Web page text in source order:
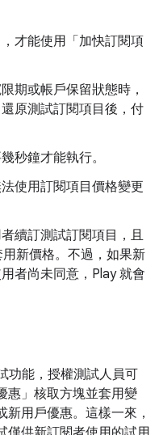
才能使用「加快訂閱項
期或帳戶保留狀態時，
原測試訂閱項目後，付
秒鐘才能執行。
使用訂閱項目價格變更
續訂測試訂閱項目，且
新價格。不過，如果新
者尚未同意，Play 就會
功能，授權測試人員可
」 核取方塊並套用變
用戶優惠。這樣一來，